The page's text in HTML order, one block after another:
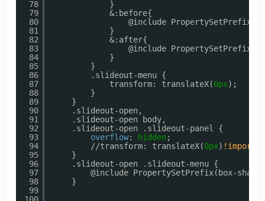
78
79
80
81
82
83
84
85
86
87
88
89
90
91
92
93
94
95
96
97
98
99
100
}
&:before{
@include
}
&:after{
@include
}
}
.slideout-menu {
transform: translateX(0px);
}
}
.slideout-open,
.slideout-open body,
.slideout-open .slideout-panel {
overflow: hidden ;
//transform: translateX(0px)
}
.slideout-open .slideout-menu {
@include PropertySetPrefix(box-
}